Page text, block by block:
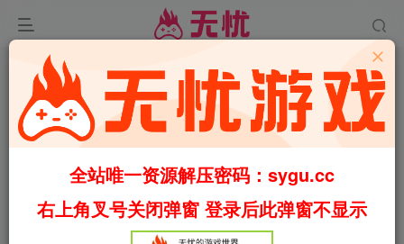
00:00/01:28 speed
全站唯一资源解压密码：sygu.cc
右上角叉号关闭弹窗 登录后此弹窗不显示